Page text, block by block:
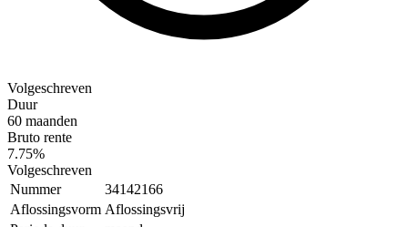
Volgeschreven
Duur
60 maanden
Bruto rente
7.75%
Volgeschreven
Nummer
34142166
Aflossingsvorm Aflossingsvrij